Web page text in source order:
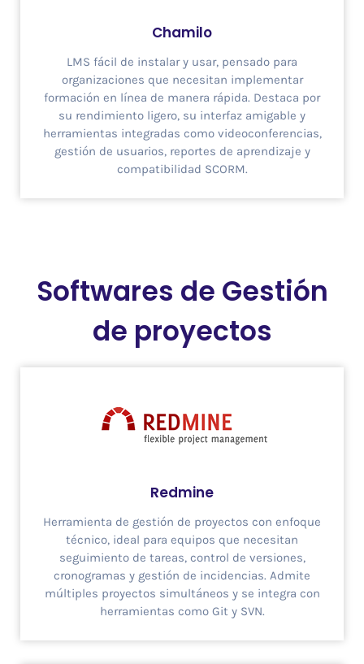
Chamilo
LMS fácil de instalar y usar, pensado para
organizaciones que necesitan implementar
formación en línea de manera rápida. Destaca por
su rendimiento ligero, su interfaz amigable y
herramientas integradas como videoconferencias,
gestión de usuarios, reportes de aprendizaje y
compatibilidad SCORM.
Softwares de Gestión
de proyectos
Redmine
Herramienta de gestión de proyectos con enfoque
técnico, ideal para equipos que necesitan
seguimiento de tareas, control de versiones,
cronogramas y gestión de incidencias. Admite
múltiples proyectos simultáneos y se integra con
herramientas como Git y SVN.